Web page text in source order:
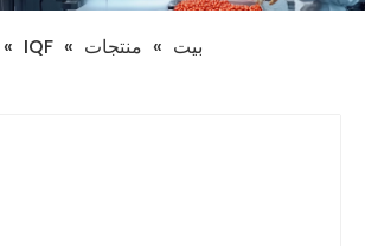
بيت » منتجات »
IQF
»